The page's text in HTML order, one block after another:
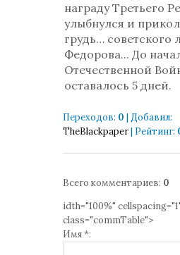
награду Третьего
улыбнулся и
грудь… советского
Федорова... До
Отечественной
оставалось 5 дней.
Переходов: 0 | Добавил:
TheBlackpaper| Рейтинг:
Всего комментариев: 0
idth="100%"
class="commTable">
Имя *: